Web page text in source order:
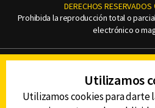
DERECHOS
Prohibida la reproducción total o
electrónico o
AVISO DE
DEFENSORÍA DE LAS
Utilizamos
Utilizamos cookies para darte